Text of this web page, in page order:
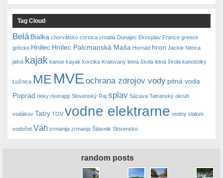
Tag Cloud
Belá Bialka chorvátsko corsica croatia Dunajec Ekosplav France greece
grécko Hnilec Hnilec Palcmanská Maša Hornád hron Jackie Nitrica
jalná kajak kanoe kayak korzika Kralovany letná škola letná škola kanoistiky
Lužnica ME MVE ochrana zdrojov vody pitná voda
Poprad rieky riverapp Slovenský Raj splav Sázava Tatranský okruh
vodákov Tatry TOV vodne elektrarne vodny slalom
vodočet Váh zrmanija zrmanja Štiavnik Slovensko
random posts